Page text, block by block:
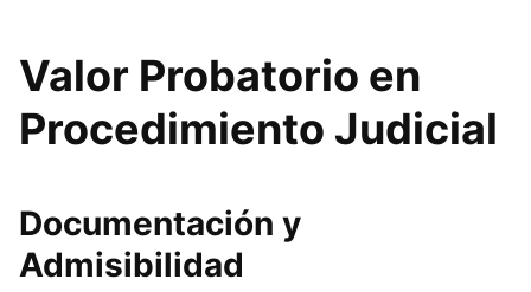
Valor Probatorio en
Procedimiento Judicial
Documentación y
Admisibilidad